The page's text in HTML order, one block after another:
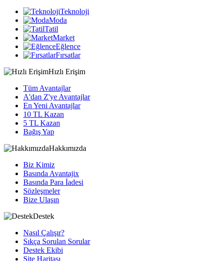
Teknoloji
Moda
Tatil
Market
Eğlence
Fırsatlar
Hızlı Erişim
Tüm Avantajlar
A'dan Z'ye Avantajlar
En Yeni Avantajlar
10 TL Kazan
5 TL Kazan
Bağış Yap
Hakkımızda
Biz Kimiz
Basında Avantajix
Basında Para İadesi
Sözleşmeler
Bize Ulaşın
Destek
Nasıl Çalışır?
Sıkça Sorulan Sorular
Destek Ekibi
Site Haritası